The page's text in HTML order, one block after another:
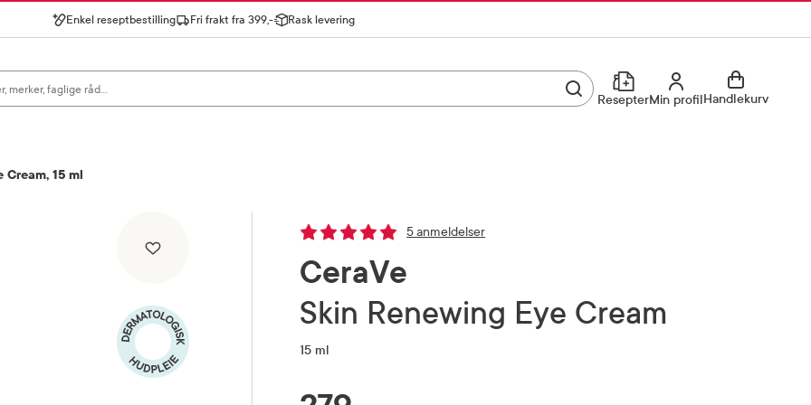
Enkel reseptbestilling Fri frakt fra 399,- Rask levering
Utfør søkResepterMin profilMin profilHandlekurv
Cream, 15 ml
5 anmeldelser
CeraVe
Skin Renewing Eye Cream
15 ml
RABATTPROSENT